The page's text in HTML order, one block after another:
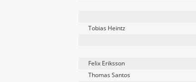
Tobias Heintz
Felix Eriksson
Thomas Santos